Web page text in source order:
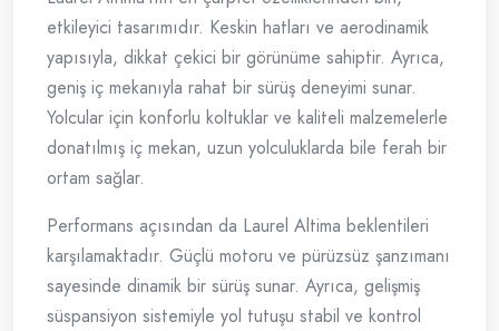
etkileyici tasarımıdır. Keskin hatları ve aerodinamik
yapısıyla, dikkat çekici bir görünüme sahiptir. Ayrıca,
geniş iç mekanıyla rahat bir sürüş deneyimi sunar.
Yolcular için konforlu koltuklar ve kaliteli malzemelerle
donatılmış iç mekan, uzun yolculuklarda bile ferah bir
ortam sağlar.
Performans açısından da Laurel Altima beklentileri
karşılamaktadır. Güçlü motoru ve pürüzsüz şanzımanı
sayesinde dinamik bir sürüş sunar. Ayrıca, gelişmiş
süspansiyon sistemiyle yol tutuşu stabil ve kontrol